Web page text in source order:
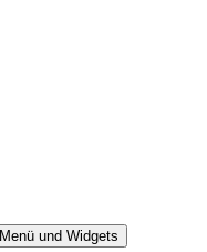
Menü und Widgets